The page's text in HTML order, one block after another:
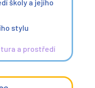
školy a jejího
stylu
a prostředí